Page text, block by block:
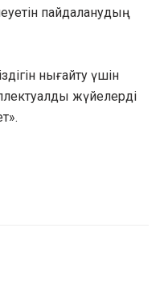
пайдаланудың
нығайту үшін
жүйелерді